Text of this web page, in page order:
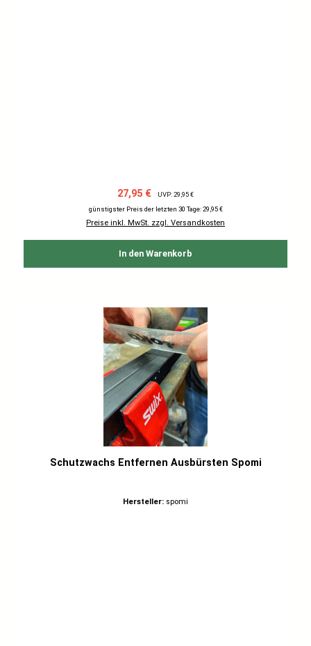
Verkaufspreis:
27,95 € Regulärer Preis:
UVP: 29,95 €
günstigster Preis der letzten 30 Tage: 29,95 €
Preise inkl. MwSt. zzgl. Versandkosten
In den Warenkorb
Schutzwachs Entfernen Ausbürsten Spomi
Hersteller: spomi